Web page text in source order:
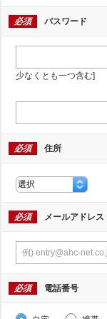
必須 パスワード
少なくとも一つ含む]
必須 住所
必須 メールアドレス
必須 電話番号